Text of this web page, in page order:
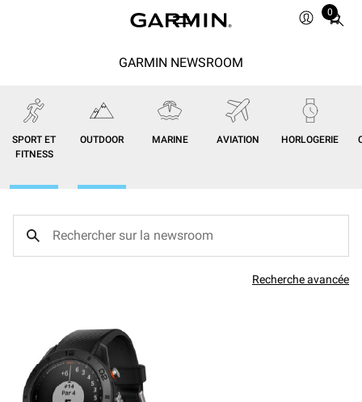
0
Total
GARMIN NEWSROOM
SPORT ET
FITNESS
OUTDOOR MARINE AVIATION HORLOGERIE
Recherche avancée